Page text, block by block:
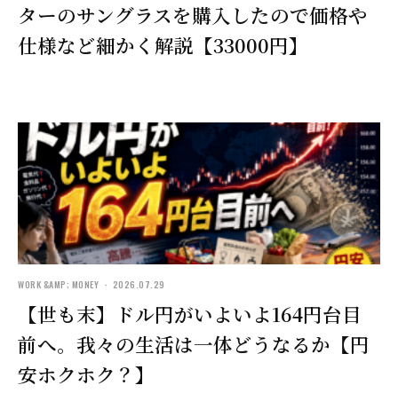
ターのサングラスを購入したので価格や
仕様など細かく解説【33000円】
WORK &AMP; MONEY ・ 2026.07.29
【世も末】ドル円がいよいよ164円台目
前へ。我々の生活は一体どうなるか【円
安ホクホク？】